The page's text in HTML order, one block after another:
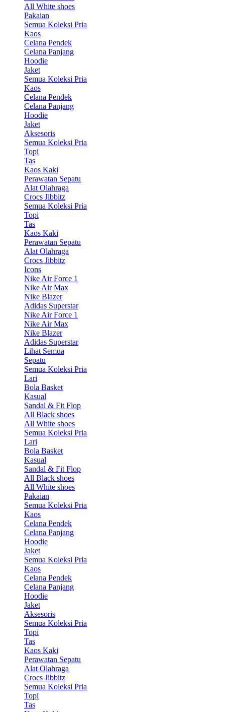
All White shoes
Pakaian
Semua Koleksi Pria
Kaos
Celana Pendek
Celana Panjang
Hoodie
Jaket
Semua Koleksi Pria
Kaos
Celana Pendek
Celana Panjang
Hoodie
Jaket
Aksesoris
Semua Koleksi Pria
Topi
Tas
Kaos Kaki
Perawatan Sepatu
Alat Olahraga
Crocs Jibbitz
Semua Koleksi Pria
Topi
Tas
Kaos Kaki
Perawatan Sepatu
Alat Olahraga
Crocs Jibbitz
Icons
Nike Air Force 1
Nike Air Max
Nike Blazer
Adidas Superstar
Nike Air Force 1
Nike Air Max
Nike Blazer
Adidas Superstar
Lihat Semua
Sepatu
Semua Koleksi Pria
Lari
Bola Basket
Kasual
Sandal & Fit Flop
All Black shoes
All White shoes
Semua Koleksi Pria
Lari
Bola Basket
Kasual
Sandal & Fit Flop
All Black shoes
All White shoes
Pakaian
Semua Koleksi Pria
Kaos
Celana Pendek
Celana Panjang
Hoodie
Jaket
Semua Koleksi Pria
Kaos
Celana Pendek
Celana Panjang
Hoodie
Jaket
Aksesoris
Semua Koleksi Pria
Topi
Tas
Kaos Kaki
Perawatan Sepatu
Alat Olahraga
Crocs Jibbitz
Semua Koleksi Pria
Topi
Tas